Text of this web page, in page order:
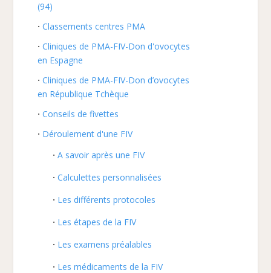
(94)
Classements centres PMA
Cliniques de PMA-FIV-Don d'ovocytes
en Espagne
Cliniques de PMA-FIV-Don d’ovocytes
en République Tchèque
Conseils de fivettes
Déroulement d'une FIV
A savoir après une FIV
Calculettes personnalisées
Les différents protocoles
Les étapes de la FIV
Les examens préalables
Les médicaments de la FIV